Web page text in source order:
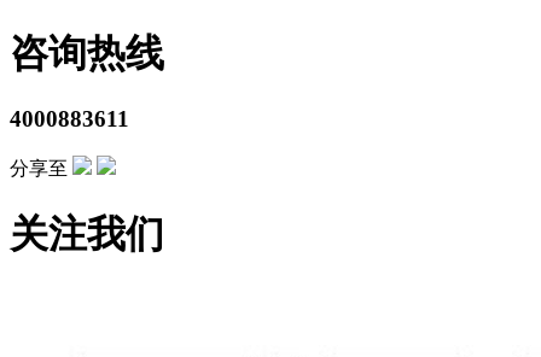
咨询热线
4000883611
分享至
关注我们